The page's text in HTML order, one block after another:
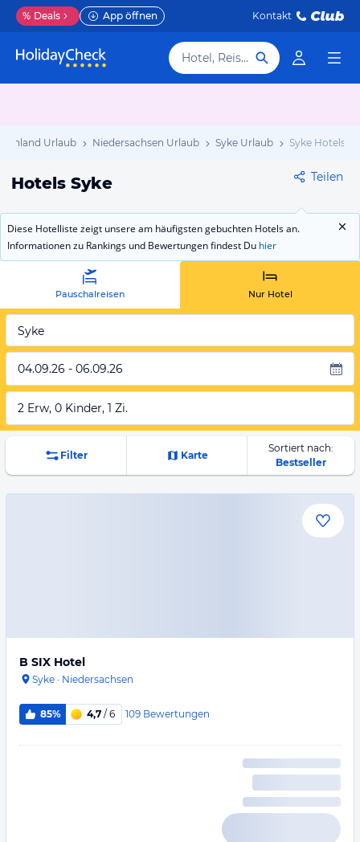
% Deals App öffnen Kontakt
Hotel, Reiseziel
Urlaub Niedersachsen Urlaub Syke Urlaub Syke Hotels
Hotels Syke Teilen
Diese Hotelliste zeigt unsere am häufigsten gebuchten Hotels an.
Informationen zu Rankings und Bewertungen findest Du hier
Pauschalreisen Nur Hotel
Syke
04.09.26 - 06.09.26
2 Erw, 0 Kinder, 1 Zi.
Filter Karte
Sortiert nach:
Bestseller
B SIX Hotel
Syke · Niedersachsen
85% 4,7 / 6 109 Bewertungen